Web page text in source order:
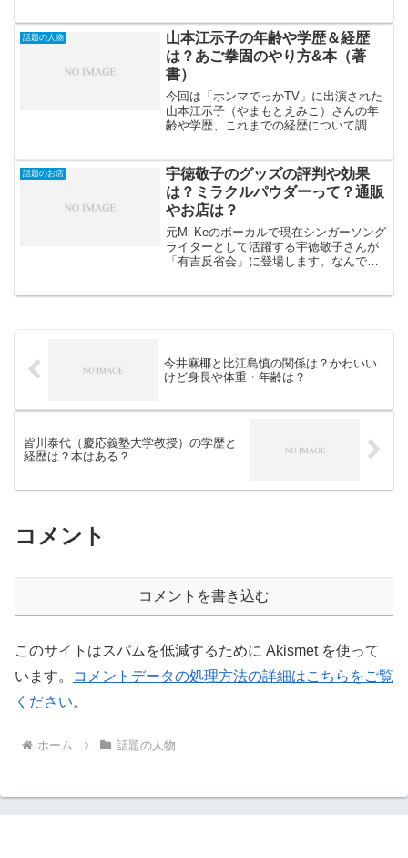
ましょう！ 清瀬汐希は本名？ この投稿
をInstagramで...
話題の人物
山本江示子の年齢や学歴＆経歴
は？あご拳固のやり方&本（著
書）
今回は「ホンマでっかTV」に出演された
山本江示子（やまもとえみこ）さんの年
齢や学歴、これまでの経歴について調査
固のやり方についてもお伝えしていきま
す。山本江示子（やまも...
話題のお店
宇徳敬子のグッズの評判や効果
は？ミラクルパウダーって？通販
やお店は？
元Mi-Keのボーカルで現在シンガーソング
ライターとして活躍する宇徳敬子さんが
「有吉反省会」に登場します。なんでも
今井麻椰と比江島慎の関係は？かわいい
けど身長や体重・年齢は？
皆川泰代（慶応義塾大学教授）の学歴と
経歴は？本はある？
コメント
コメントを書き込む
このサイトはスパムを低減するために Akismet を使って
います。
コメントデータの処理方法の詳細はこちらをご覧
ください。
ホーム 話題の人物